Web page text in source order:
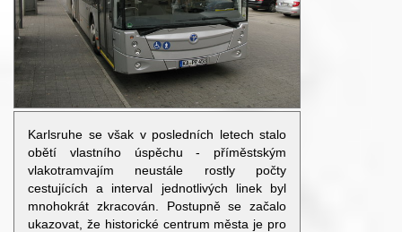
Karlsruhe se však v posledních letech stalo
obětí vlastního úspěchu - příměstským
vlakotramvajím neustále rostly počty
cestujících a interval jednotlivých linek byl
mnohokrát zkracován. Postupně se začalo
ukazovat, že historické centrum města je pro